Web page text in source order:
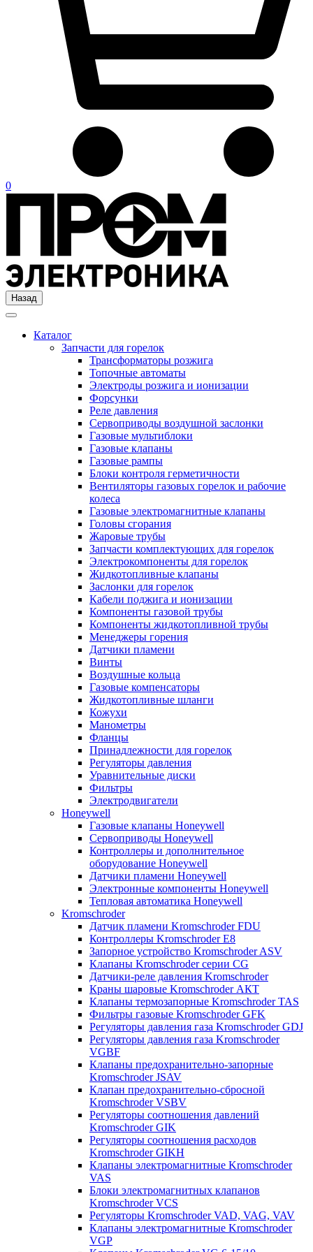
0
Назад
Каталог
Запчасти для горелок
Трансформаторы розжига
Топочные автоматы
Электроды розжига и ионизации
Форсунки
Реле давления
Сервоприводы воздушной заслонки
Газовые мультиблоки
Газовые клапаны
Газовые рампы
Блоки контроля герметичности
Вентиляторы газовых горелок и рабочие
колеса
Газовые электромагнитные клапаны
Головы сгорания
Жаровые трубы
Запчасти комплектующих для горелок
Электрокомпоненты для горелок
Жидкотопливные клапаны
Заслонки для горелок
Кабели поджига и ионизации
Компоненты газовой трубы
Компоненты жидкотопливной трубы
Менеджеры горения
Датчики пламени
Винты
Воздушные кольца
Газовые компенсаторы
Жидкотопливные шланги
Кожухи
Манометры
Фланцы
Принадлежности для горелок
Регуляторы давления
Уравнительные диски
Фильтры
Электродвигатели
Honeywell
Газовые клапаны Honeywell
Сервоприводы Honeywell
Контроллеры и дополнительное
оборудование Honeywell
Датчики пламени Honeywell
Электронные компоненты Honeywell
Тепловая автоматика Honeywell
Kromschroder
Датчик пламени Kromschroder FDU
Контроллеры Kromschroder E8
Запорное устройство Kromschroder ASV
Клапаны Kromschroder серии CG
Датчики-реле давления Kromschroder
Краны шаровые Kromschroder АКТ
Клапаны термозапорные Kromschroder TAS
Фильтры газовые Kromschroder GFK
Регуляторы давления газа Kromschroder GDJ
Регуляторы давления газа Kromschroder
VGBF
Клапаны предохранительно-запорные
Kromschroder JSAV
Клапан предохранительно-сбросной
Kromschroder VSBV
Регуляторы соотношения давлений
Kromschroder GIK
Регуляторы соотношения расходов
Kromschroder GIKH
Клапаны электромагнитные Kromschroder
VAS
Блоки электромагнитных клапанов
Kromschroder VCS
Регуляторы Kromschroder VAD, VAG, VAV
Клапаны электромагнитные Kromschroder
VGP